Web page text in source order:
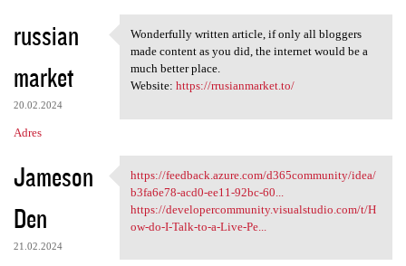
russian
market
20.02.2024
Adres
Wonderfully written article,
Wonderfully written article, if only all bloggers
made content as you did, the internet would be a
much better place.
Website: https://rrusianmarket.to/
Jameson
Den
21.02.2024
https://feedback.azure.com
https://feedback.azure.com/d365community/idea/
b3fa6e78-acd0-ee11-92bc-60...
https://developercommunity.visualstudio.com/t/H
ow-do-I-Talk-to-a-Live-Pe...